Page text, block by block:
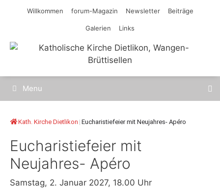
Willkommen forum-Magazin Newsletter Beiträge
Galerien Links
Menu
Kath. Kirche Dietlikon | Eucharistiefeier mit Neujahres- Apéro
Eucharistiefeier mit
Neujahres- Apéro
Samstag, 2. Januar 2027, 18.00 Uhr